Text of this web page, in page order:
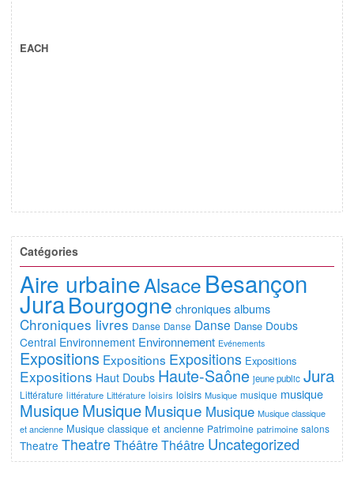
EACH
Catégories
Aire urbaineAlsace Besançon
JuraBourgogne chroniques albums
Chroniques livres Danse Danse Danse Danse Doubs
Central Environnement Environnement Evénements
Expositions Expositions Expositions Expositions
Expositions Haut Doubs Haute-Saône jeune public Jura
Littérature littérature Littérature loisirs loisirs Musique musique musique
MusiqueMusiqueMusique Musique Musique classique
et ancienne Musique classique et ancienne Patrimoine patrimoine salons
Theatre Theatre ThéâtreThéâtre Uncategorized